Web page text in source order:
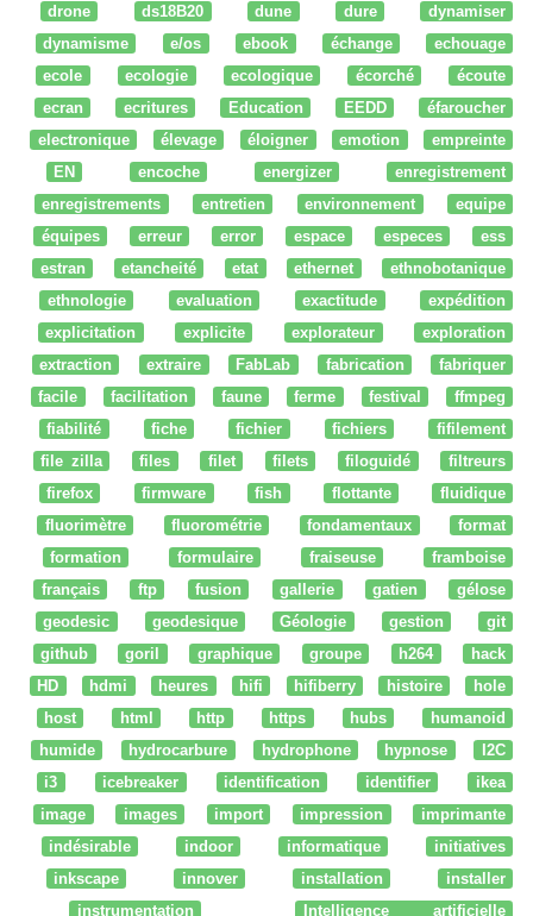
drone
ds18B20 dune dure
dynamiser
dynamisme
e/os ebook échange
echouage
ecole
ecologie ecologique écorché
écoute
ecran
ecritures Education EEDD
éfaroucher
electronique
élevage éloigner emotion
empreinte
EN
encoche energizer
enregistrement
enregistrements
entretien environnement
equipe
équipes
erreur error espace especes
ess
estran
etancheité etat ethernet
ethnobotanique
ethnologie
evaluation exactitude
expédition
explicitation
explicite explorateur
exploration
extraction
extraire FabLab fabrication
fabriquer
facile
facilitation faune ferme festival
ffmpeg
fiabilité
fiche fichier fichiers
fifilement
file zilla
files filet filets filoguidé
filtreurs
firefox
firmware fish flottante
fluidique
fluorimètre
fluorométrie fondamentaux
format
formation
formulaire fraiseuse
framboise
français
ftp fusion gallerie gatien
gélose
geodesic
geodesique Géologie gestion
git
github
goril graphique groupe h264
hack
HD
hdmi heures hifi hifiberry histoire
hole
host
html http https hubs
humanoid
humide
hydrocarbure hydrophone hypnose
I2C
i3
icebreaker identification identifier
ikea
image
images import impression
imprimante
indésirable
indoor informatique
initiatives
inkscape
innover installation
installer
instrumentation
Intelligence artificielle